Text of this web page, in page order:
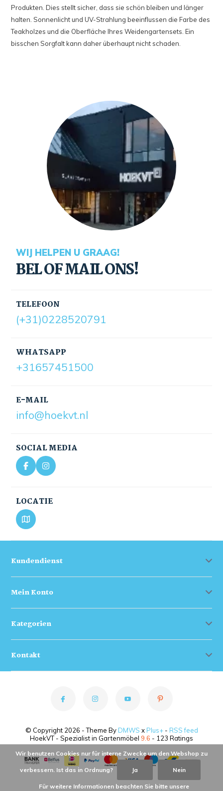
Produkten. Dies stellt sicher, dass sie schön bleiben und länger
halten. Sonnenlicht und UV-Strahlung beeinflussen die Farbe des
Teakholzes und die Oberfläche Ihres Weidengartensets. Ein
bisschen Sorgfalt kann daher überhaupt nicht schaden.
WIJ HELPEN U GRAAG!
BEL OF MAIL ONS!
TELEFOON
(+31)0228520791
E-MAIL
info@hoekvt.nl
WHATSAPP
+31657451500
SOCIAL MEDIA
LOCATIE
Kundendienst
Mein Konto
Kategorien
Kontakt
© Copyright 2026 - Theme By DMWS x Plus+- RSS feed
HoekVT - Spezialist in Gartenmöbel 9.6 - 123 Ratings
Wir benutzen Cookies nur für interne Zwecke um den Webshop zu
verbessern. Ist das in Ordnung? Ja Nein
Für weitere Informationen beachten Sie bitte unsere